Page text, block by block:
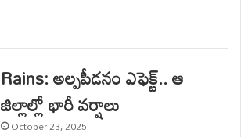
Rains: అల్పపీడనం ఎఫెక్ట్.. ఆ
జిల్లాల్లో భారీ వర్షాలు
October 23, 2025